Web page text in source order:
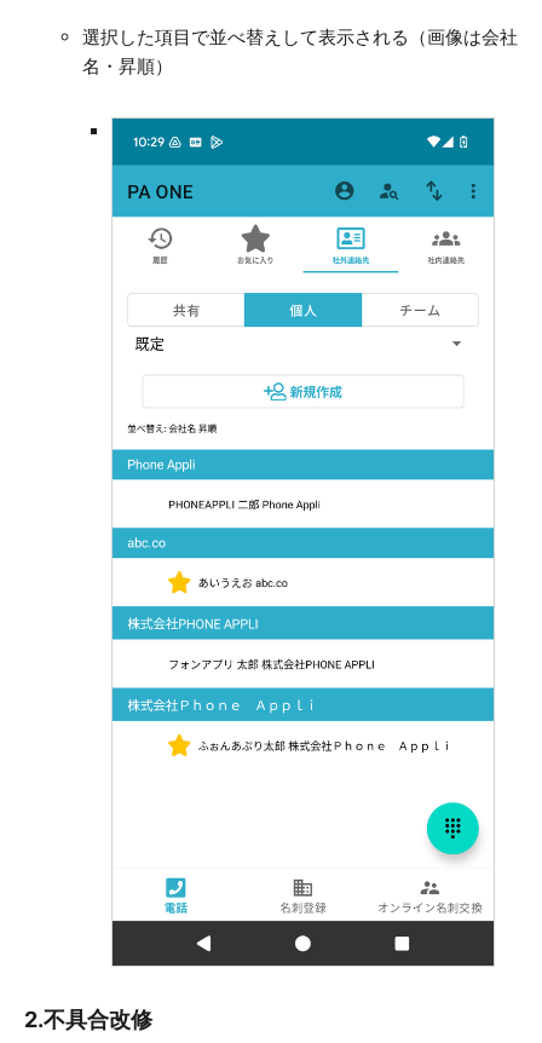
選択した項目で並べ替えして表示される（画像は会社
名・昇順）
2.不具合改修